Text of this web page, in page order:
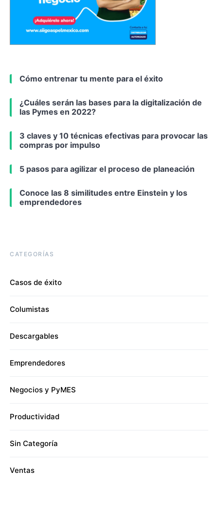
Cómo entrenar tu mente para el éxito
¿Cuáles serán las bases para la digitalización de
las Pymes en 2022?
3 claves y 10 técnicas efectivas para provocar las
compras por impulso
5 pasos para agilizar el proceso de planeación
Conoce las 8 similitudes entre Einstein y los
emprendedores
CATEGORÍAS
Casos de éxito
Columistas
Descargables
Emprendedores
Negocios y PyMES
Productividad
Sin Categoría
Ventas